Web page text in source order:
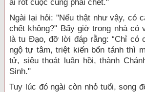
ai rốt cuộc cũng phải chết."
Ngài lại hỏi: "Nếu thật như vậy, có
chết không?" Bấy giờ trong nhà có
là tu Ðạo, đỡ lời đáp rằng: “Chỉ có
ngộ tự tâm, triệt kiến bổn tánh thì
tử, siêu thoát luân hồi, thành
Sinh."
Tuy lúc đó ngài còn nhỏ tuổi, song